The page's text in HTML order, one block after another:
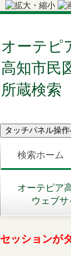
オーテピ
高知市民
所蔵検索
検索ホーム
オーテピア
ウェブ
セッションが